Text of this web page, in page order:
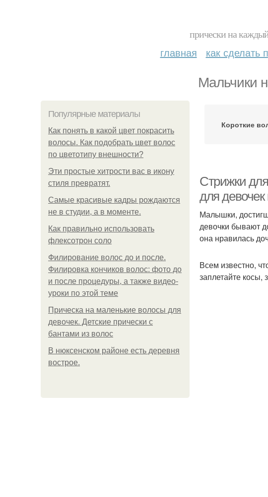
прически на
главная как сделать
Мальчики
Популярные материалы
Как понять в какой цвет покрасить
волосы. Как подобрать цвет волос
по цветотипу внешности?
Эти простые хитрости вас в икону
стиля превратят.
Самые красивые кадры рождаются
не в студии, а в моменте.
Как правильно использовать
флексотрон соло
Филирование волос до и после.
Филировка кончиков волос: фото до
и после процедуры, а также видео-
уроки по этой теме
Прическа на маленькие волосы для
девочек. Детские прически с
бантами из волос
В нюксенском районе есть деревня
вострое.
Короткие
Стрижки
для девочек
Малышки,
девочки бывают
она нравилась
Всем известно,
заплетайте косы,